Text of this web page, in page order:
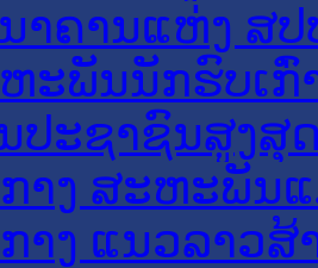
າຄານແຫ່ງ ສປ
ະພັນນັກຮົບເກົ່
ປະຊາຊົນສູງສຸ
າງ ສະຫະພັນ
າງ ແນວລາວສ້